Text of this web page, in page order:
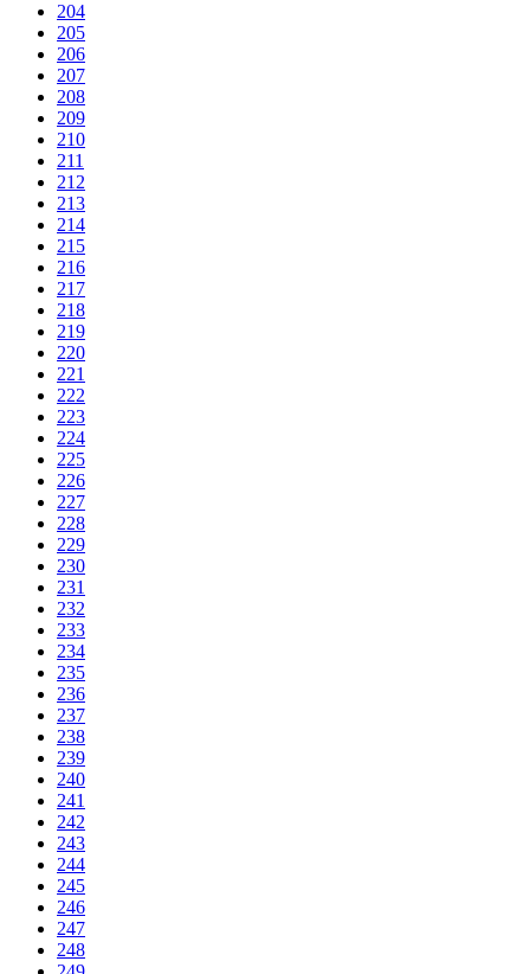
204
205
206
207
208
209
210
211
212
213
214
215
216
217
218
219
220
221
222
223
224
225
226
227
228
229
230
231
232
233
234
235
236
237
238
239
240
241
242
243
244
245
246
247
248